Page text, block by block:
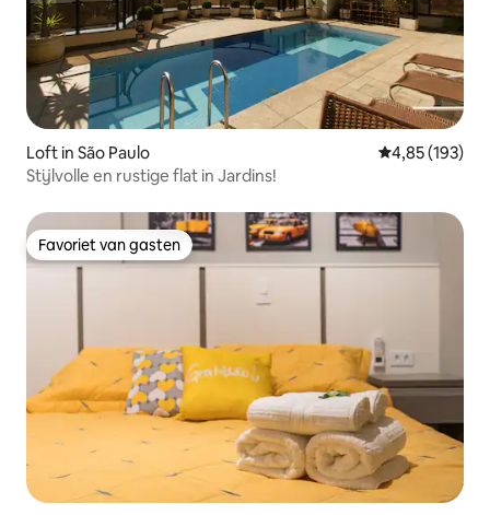
Loft in São Paulo Gemiddelde
4,85 (193)
Stijlvolle en rustige flat in Jardins!
Favoriet van gasten
Favoriet van gasten